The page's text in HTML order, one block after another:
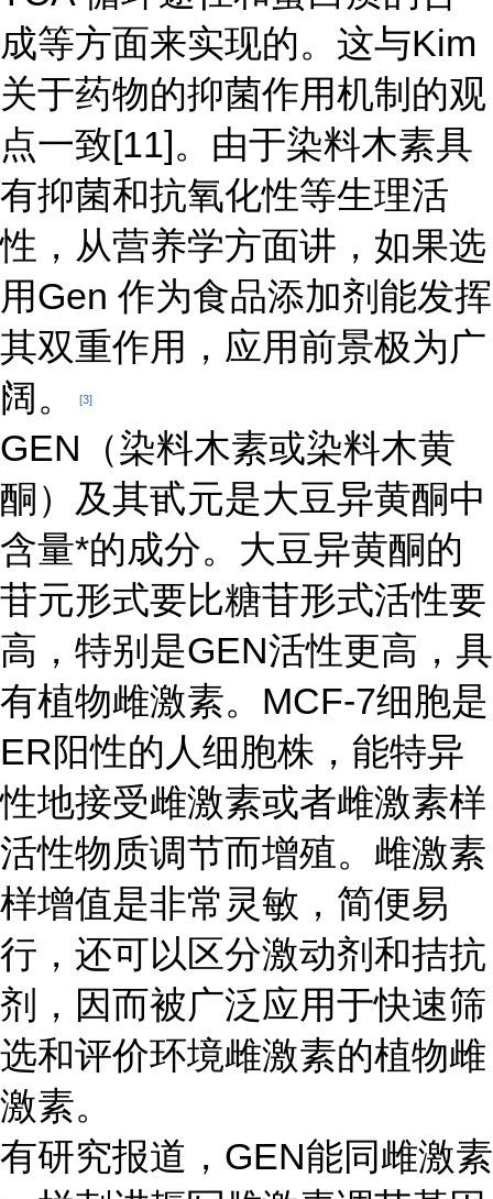
成等方面来实现的。这与Kim
关于药物的抑菌作用机制的观
点一致[11]。由于染料木素具
有抑菌和抗氧化性等生理活
性，从营养学方面讲，如果选
用Gen 作为食品添加剂能发挥
其双重作用，应用前景极为广
阔。
[3]
GEN（染料木素或染料木黄
酮）及其甙元是大豆异黄酮中
含量*的成分。大豆异黄酮的
苷元形式要比糖苷形式活性要
高，特别是GEN活性更高，具
有植物雌激素。MCF-7细胞是
ER阳性的人细胞株，能特异
性地接受雌激素或者雌激素样
活性物质调节而增殖。雌激素
样增值是非常灵敏，简便易
行，还可以区分激动剂和拮抗
剂，因而被广泛应用于快速筛
选和评价环境雌激素的植物雌
激素。
有研究报道，GEN能同雌激素